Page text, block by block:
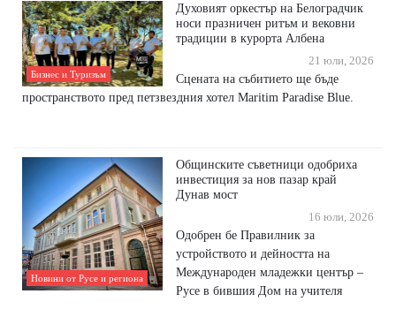
Бизнес и Туризъм
Духовият оркестър на Белоградчик
носи празничен ритъм и вековни
традиции в курорта Албена
21 юли, 2026
Сцената на събитието ще бъде
пространството пред петзвездния хотел Maritim Paradise Blue.
Новини от Русе и региона
Общинските съветници одобриха
инвестиция за нов пазар край
Дунав мост
16 юли, 2026
Одобрен бе Правилник за
устройството и дейността на
Международен младежки център –
Русе в бившия Дом на учителя